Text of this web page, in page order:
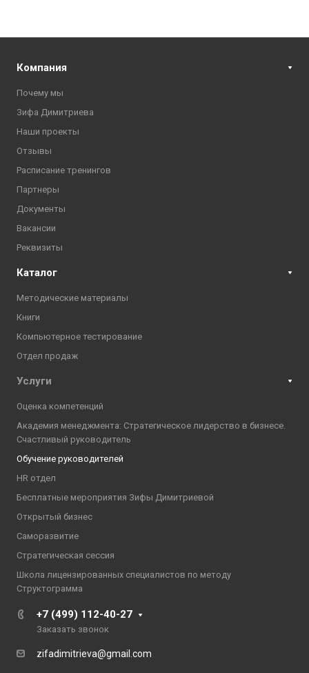
Компания
Почему мы
Зифа Димитриева
Наши проекты
Отзывы
Расписание тренингов
Партнеры
Документы
Вакансии
Реквизиты
Каталог
Методические материалы
Книги
Компьютерное тестирование
Отдел продаж
Услуги
Оценка компетенций
Академия менеджмента: Стратегическое лидерство в бизнесе.
Счастливый руководитель
Обучение руководителей
HR отдел
Бесплатные мероприятия Зифы Димитриевой
Открытый бизнес
Саморазвитие
Стратегическая сессия
Школа лицензированных специалистов по методу
Структограмма
+7 (499) 112-40-27
Заказать звонок
zifadimitrieva@gmail.com